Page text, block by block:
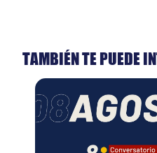
TAMBIÉN TE PUEDE